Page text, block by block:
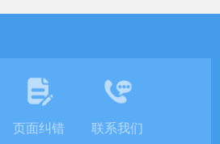
页面纠错 联系我们